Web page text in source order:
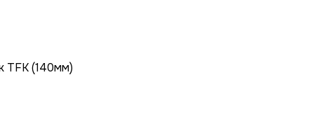
TFK (140мм)